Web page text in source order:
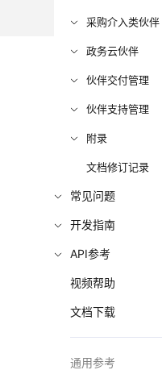
采购介入类伙伴
政务云伙伴
伙伴交付管理
伙伴支持管理
附录
文档修订记录
常见问题
开发指南
API参考
视频帮助
文档下载
通用参考